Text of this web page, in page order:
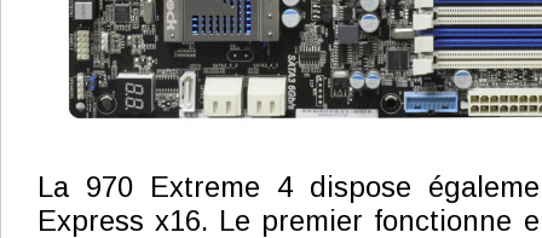
La 970 Extreme 4 dispose
Express x16. Le premier fonctionne